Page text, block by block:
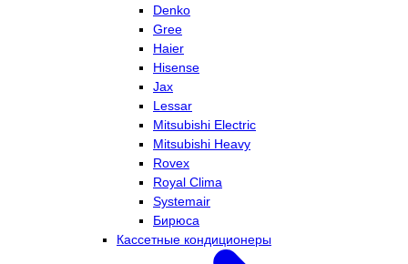
Denko
Gree
Haier
Hisense
Jax
Lessar
Mitsubishi Electric
Mitsubishi Heavy
Rovex
Royal Clima
Systemair
Бирюса
Кассетные кондиционеры